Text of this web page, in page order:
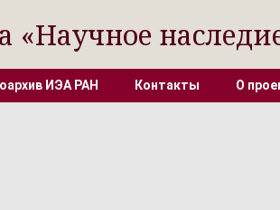
«Научное
ИЭА РАН Контакты О